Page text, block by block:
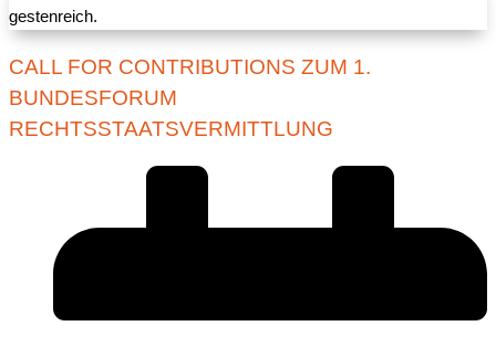
CALL FOR CONTRIBUTIONS ZUM 1.
BUNDESFORUM
RECHTSSTAATSVERMITTLUNG